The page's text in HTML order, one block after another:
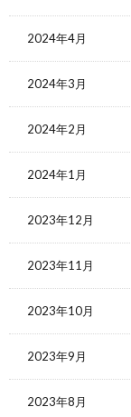
2024年4月
2024年3月
2024年2月
2024年1月
2023年12月
2023年11月
2023年10月
2023年9月
2023年8月